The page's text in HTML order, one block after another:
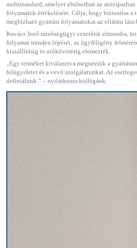
auditstandard, amelyet elsősorban az
folyamatok értékelésére. Célja, hogy biztosítsa a
megbízható gyártási folyamatokat az ellátási
Kovács Jenő minőségügyi vezetőnk elmondta,
folyamat minden lépését, az ügyféligény
kiszállításig és utókövetésig elemezték.
„Egy terméket kiválasztva megnéztük a
felügyeletet és a vevő szolgálatunkat. Az
definiálunk.” – nyilatkozta kollégánk.